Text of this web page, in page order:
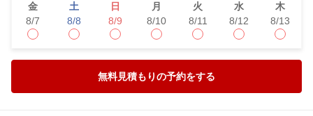
金
8/7
土
8/8
日
8/9
月
8/10
火
8/11
水
8/12
木
8/13
無料見積もりの予約をする